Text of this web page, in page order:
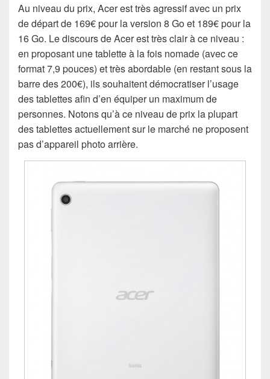
Au niveau du prix, Acer est très agressif avec un prix
de départ de 169€ pour la version 8 Go et 189€ pour la
16 Go. Le discours de Acer est très clair à ce niveau :
en proposant une tablette à la fois nomade (avec ce
format 7,9 pouces) et très abordable (en restant sous la
barre des 200€), ils souhaitent démocratiser l’usage
des tablettes afin d’en équiper un maximum de
personnes. Notons qu’à ce niveau de prix la plupart
des tablettes actuellement sur le marché ne proposent
pas d’appareil photo arrière.